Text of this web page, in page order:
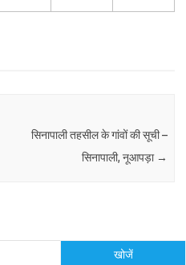
सिनापाली तहसील के गांवों की सूची –
सिनापाली, नूआपड़ा →
खोजें